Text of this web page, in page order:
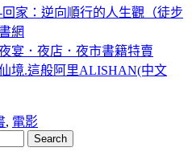
家：逆向順行的人生觀（徒步
網
宴．夜店．夜市書籍特賣
境.這般阿里ALISHAN(中文
, 電影